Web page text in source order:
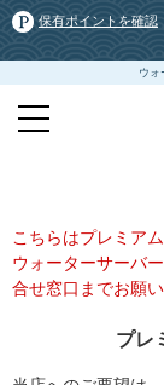
保有ポイントを確認
ウォ
こちらはプレミア
ウォーターサーバ
合せ窓口までお願い
プレ